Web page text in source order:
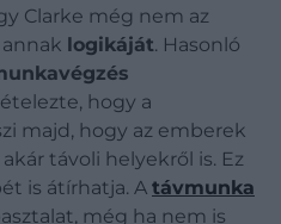
Clarke még nem az
logikáját. Hasonló
hogy a
majd, hogy az emberek
távoli helyekről is. Ez
is átírhatja. A távmunka
még ha nem is